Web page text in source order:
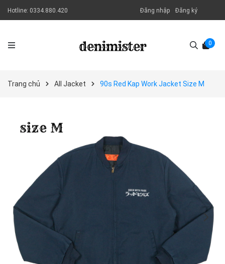
Hotline: 0334.880.420 Đăng nhập Đăng ký
0
Trang chủ All Jacket 90s Red Kap Work Jacket Size M